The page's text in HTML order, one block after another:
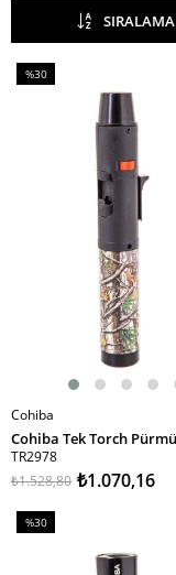
SIRALAMA
SEPETE EKLE
%30
Cohiba
TR2978
₺1.070,16
₺1.528,80
%30